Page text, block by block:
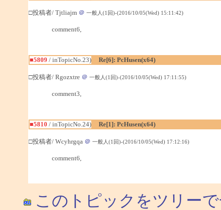
□投稿者/ Tjtliajm ＠ 一般人(1回)-(2016/10/05(Wed) 15:11:42)
comment6,
■5809 / inTopicNo.23) Re[6]: PcHusen(x64)
□投稿者/ Rgozxtre ＠ 一般人(1回)-(2016/10/05(Wed) 17:11:55)
comment3,
■5810 / inTopicNo.24) Re[1]: PcHusen(x64)
□投稿者/ Wcyhrgqa ＠ 一般人(1回)-(2016/10/05(Wed) 17:12:16)
comment6,
このトピックをツリー